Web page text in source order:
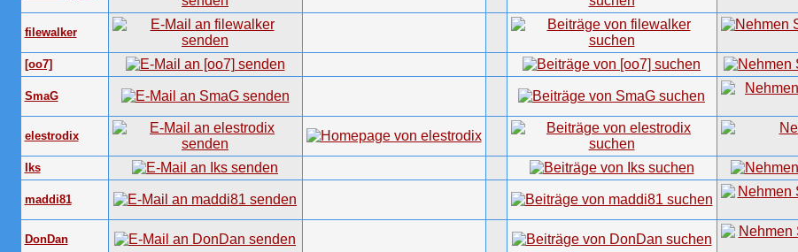
filewalker
[oo7]
SmaG
elestrodix
Iks
maddi81
DonDan